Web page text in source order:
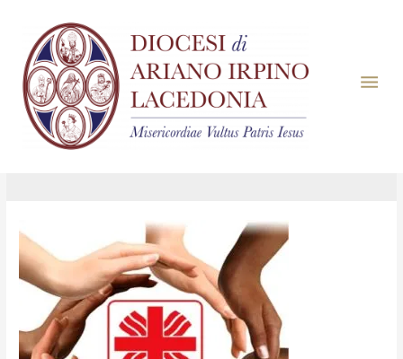
Giorno:22 Novembre
2022